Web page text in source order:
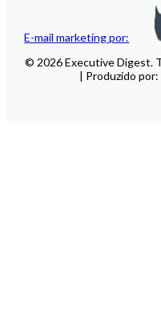
E-mail marketing por:
© 2026 Executive Digest.
| Produzido